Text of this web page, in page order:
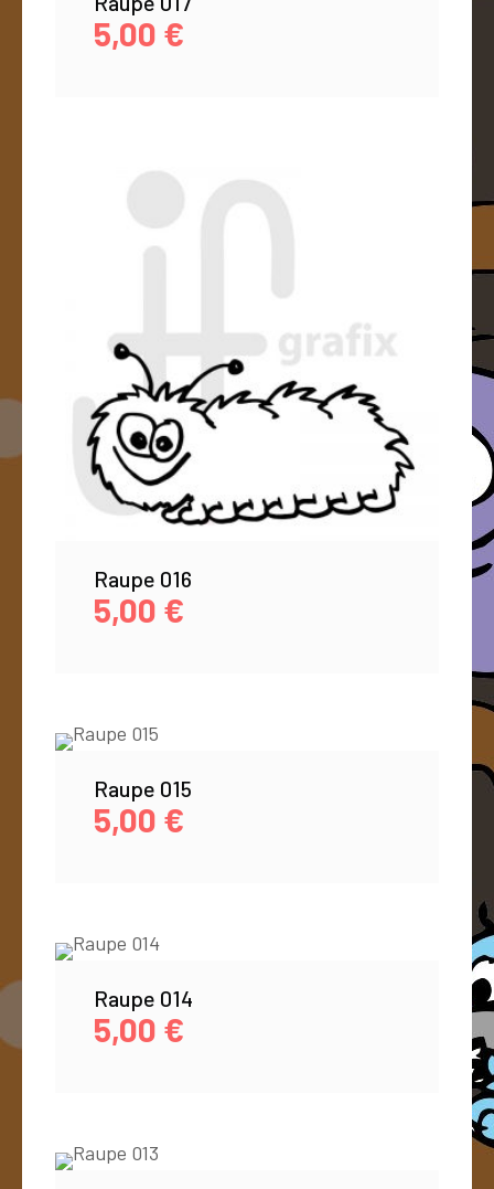
5,00 €
Raupe 016
5,00 €
Raupe 015
5,00 €
Raupe 014
5,00 €